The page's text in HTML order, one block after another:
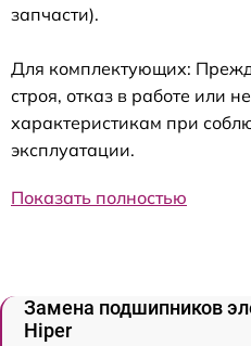
запчасти).
Для комплектующих:
строя, отказ в работе или
характеристикам при
эксплуатации.
Показать полностью
Замена подшипников
Hiper